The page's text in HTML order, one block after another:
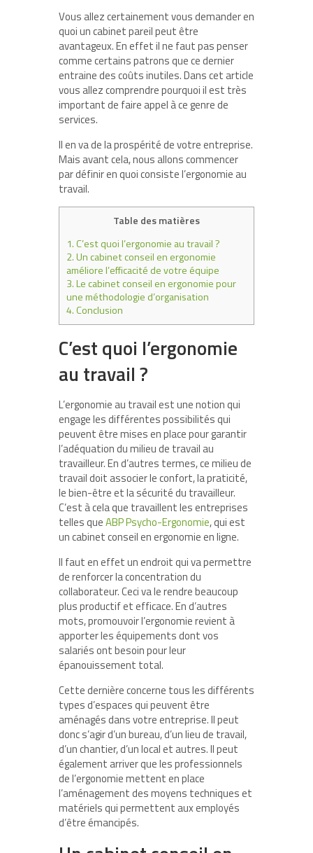
Vous allez certainement vous demander en
quoi un cabinet pareil peut être
avantageux. En effet il ne faut pas penser
comme certains patrons que ce dernier
entraine des coûts inutiles. Dans cet article
vous allez comprendre pourquoi il est très
important de faire appel à ce genre de
services.
Il en va de la prospérité de votre entreprise.
Mais avant cela, nous allons commencer
par définir en quoi consiste l’ergonomie au
travail.
Table des matières
1.C’est quoi l’ergonomie au travail ?
2.Un cabinet conseil en ergonomie
améliore l’efficacité de votre équipe
3.Le cabinet conseil en ergonomie pour
une méthodologie d’organisation
4.Conclusion
C’est quoi l’ergonomie
au travail ?
L’ergonomie au travail est une notion qui
engage les différentes possibilités qui
peuvent être mises en place pour garantir
l’adéquation du milieu de travail au
travailleur. En d’autres termes, ce milieu de
travail doit associer le confort, la praticité,
le bien-être et la sécurité du travailleur.
C’est à cela que travaillent les entreprises
telles queABP Psycho-Ergonomie, qui est
un cabinet conseil en ergonomie en ligne.
Il faut en effet un endroit qui va permettre
de renforcer la concentration du
collaborateur. Ceci va le rendre beaucoup
plus productif et efficace. En d’autres
mots, promouvoir l’ergonomie revient à
apporter les équipements dont vos
salariés ont besoin pour leur
épanouissement total.
Cette dernière concerne tous les différents
types d’espaces qui peuvent être
aménagés dans votre entreprise. Il peut
donc s’agir d’un bureau, d’un lieu de travail,
d’un chantier, d’un local et autres. Il peut
également arriver que les professionnels
de l’ergonomie mettent en place
l’aménagement des moyens techniques et
matériels qui permettent aux employés
d’être émancipés.